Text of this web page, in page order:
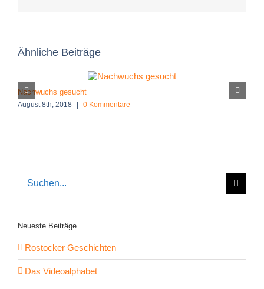
Ähnliche Beiträge
Nachwuchs gesucht
August 8th, 2018 | 0 Kommentare
Suche
nach:
Neueste Beiträge
Rostocker Geschichten
Das Videoalphabet